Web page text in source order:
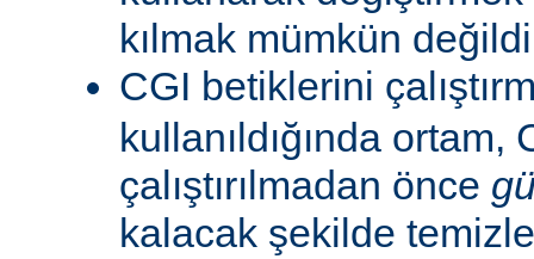
kılmak mümkün
CGI betiklerini
kullanıldığında ortam,
çalıştırılmadan önce
kalacak şekilde